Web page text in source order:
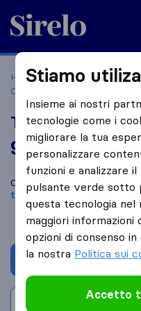
Sirelo.it
Home
Le 10 migliori
Casalnuovo di Napoli
Traslochi Polise
9,8
recensioni di
Confronta Traslochi Polise
traslochidiCasalnuovo di
Chiedi
Stiamo
Insieme ai nostri
tecnologie come i
migliorare la tua
personalizzare
funzioni e analizzare
pulsante verde sotto
questa tecnologia
maggiori
opzioni di consenso
la nostra Politica sui
Accetto